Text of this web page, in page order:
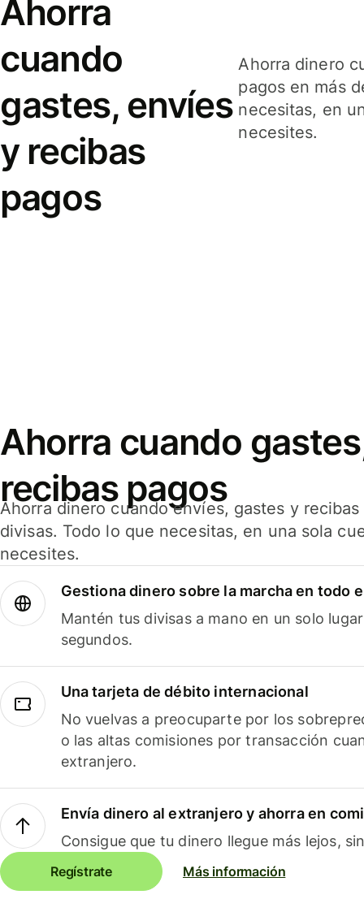
Ahorra
cuando
gastes, envíes
y recibas
pagos
Ahorra dinero
pagos en más
necesitas, en
necesites.
Ahorra cuando
recibas pagos
Ahorra dinero cuando envíes, gastes y
divisas. Todo lo que necesitas, en una sola
necesites.
Gestiona dinero sobre la marcha en todo
Mantén tus divisas a mano en un solo
segundos.
Una tarjeta de débito internacional
No vuelvas a preocuparte por los
o las altas comisiones por transacción
extranjero.
Envía dinero al extranjero y ahorra en
Consigue que tu dinero llegue más lejos,
Regístrate Más información